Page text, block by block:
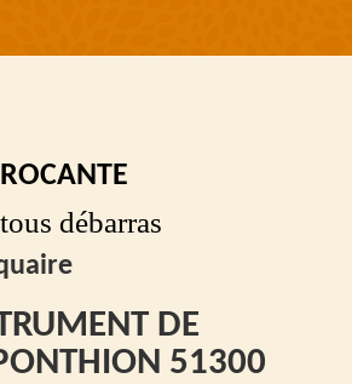
débarras
DE
51300